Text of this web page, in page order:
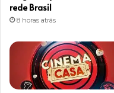
rede Brasil
8 horas atrás